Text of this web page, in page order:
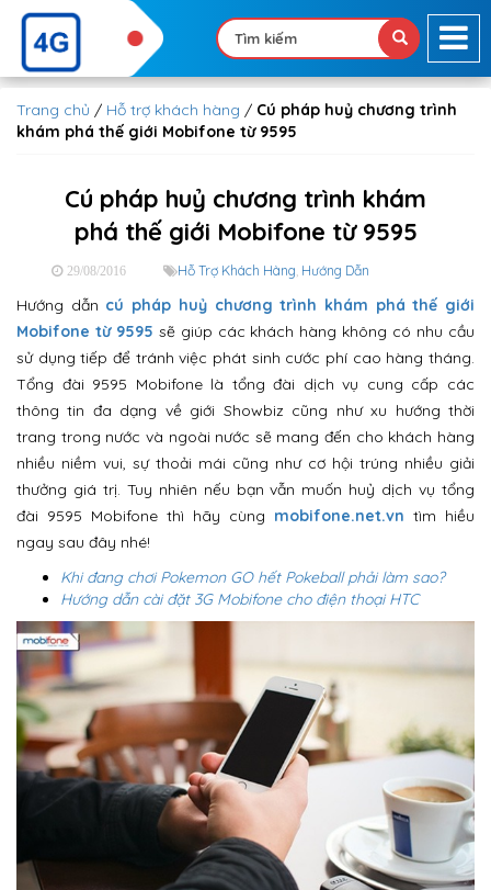
Trang chủ / Hỗ trợ khách hàng / Cú pháp huỷ chương trình
khám phá thế giới Mobifone từ 9595
Cú pháp huỷ chương trình khám
phá thế giới Mobifone từ 9595
29/08/2016 Hỗ Trợ Khách Hàng, Hướng Dẫn
Hướng dẫn cú pháp huỷ chương trình khám phá thế giới
Mobifone từ 9595 sẽ giúp các khách hàng không có nhu cầu
sử dụng tiếp để tránh việc phát sinh cước phí cao hàng tháng.
Tổng đài 9595 Mobifone là tổng đài dịch vụ cung cấp các
thông tin đa dạng về giới Showbiz cũng như xu hướng thời
trang trong nước và ngoài nước sẽ mang đến cho khách hàng
nhiều niềm vui, sự thoải mái cũng như cơ hội trúng nhiều giải
thưởng giá trị. Tuy nhiên nếu bạn vẫn muốn huỷ dịch vụ tổng
đài 9595 Mobifone thì hãy cùng mobifone.net.vn tìm hiều
ngay sau đây nhé!
Khi đang chơi Pokemon GO hết Pokeball phải làm sao?
Hướng dẫn cài đặt 3G Mobifone cho điện thoại HTC